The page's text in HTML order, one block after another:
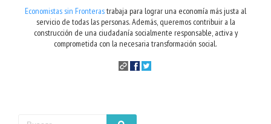
Economistas sin Fronterastrabaja para lograr una economía más justa al
servicio de todas las personas. Además, queremos contribuir a la
construcción de una ciudadanía socialmente responsable, activa y
comprometida con la necesaria transformación social.